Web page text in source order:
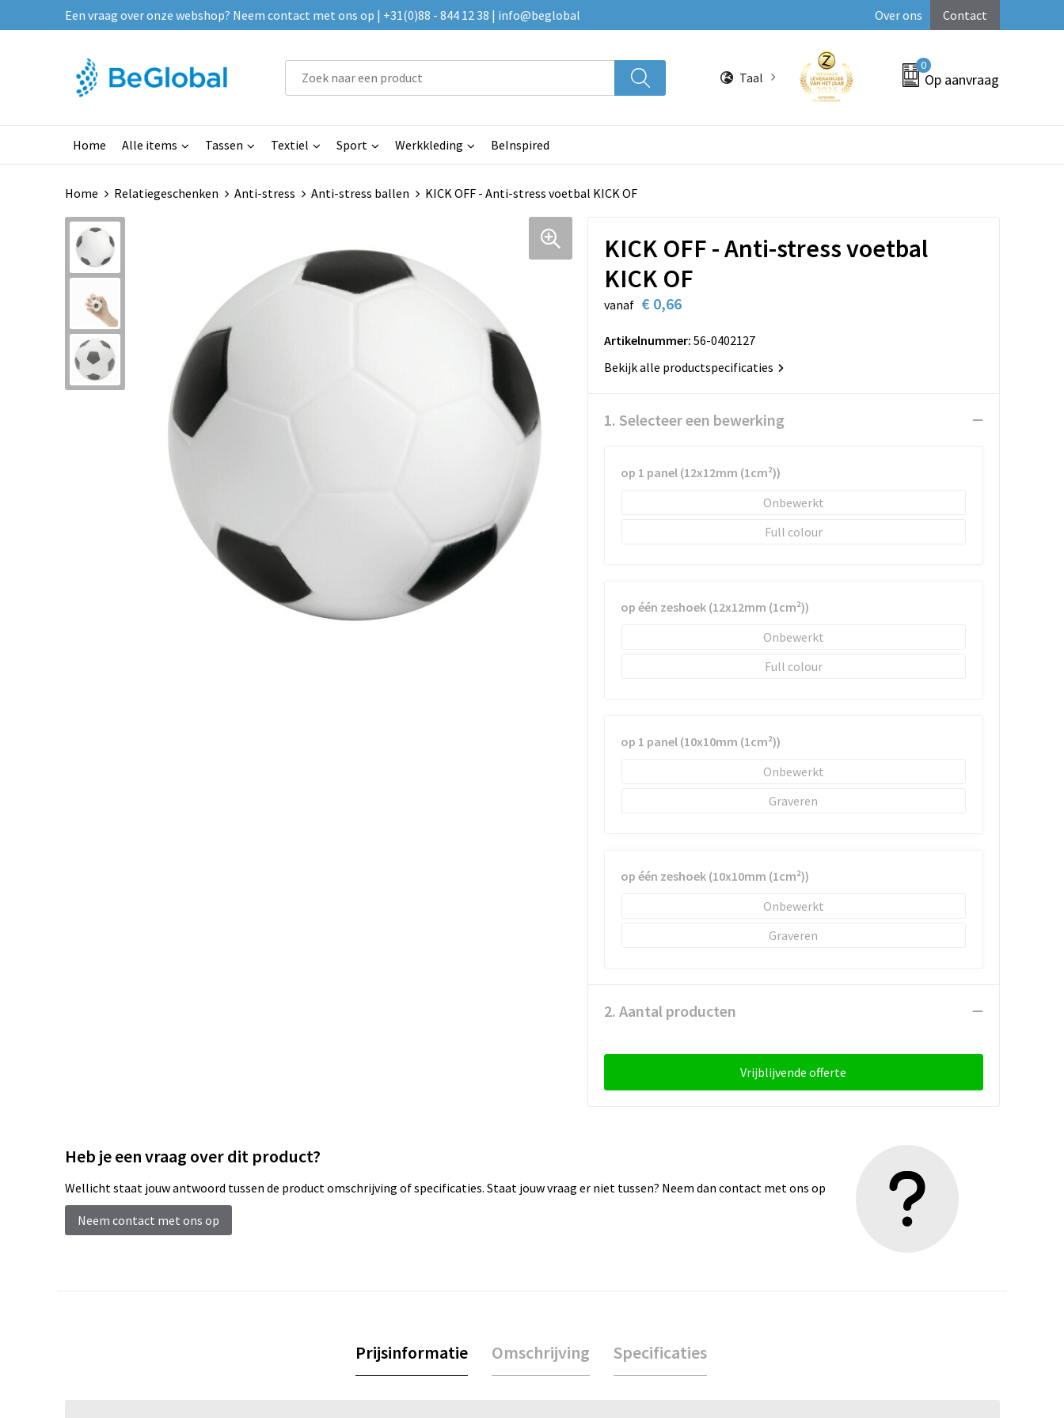
Een vraag over onze webshop? Neem contact met ons op | +31(0)88 - 844 12 38 | info@beglobal Over ons Contact
Taal
0
Op aanvraag
Home Alle items Tassen Textiel Sport Werkkleding BeInspired
Home Relatiegeschenken Anti-stress Anti-stress ballen KICK OFF - Anti-stress voetbal KICK OF
KICK OFF - Anti-stress voetbal
KICK OF
vanaf € 0,66
Artikelnummer: 56-0402127
Bekijk alle productspecificaties
1. Selecteer een bewerking
op 1 panel (12x12mm (1cm²))
Onbewerkt
Full colour
op één zeshoek (12x12mm (1cm²))
Onbewerkt
Full colour
op 1 panel (10x10mm (1cm²))
Onbewerkt
Graveren
op één zeshoek (10x10mm (1cm²))
Onbewerkt
Graveren
2. Aantal producten
Vrijblijvende offerte
Heb je een vraag over dit product?
Wellicht staat jouw antwoord tussen de product omschrijving of specificaties. Staat jouw vraag er niet tussen? Neem dan contact met ons op
Neem contact met ons op
Prijsinformatie Omschrijving Specificaties